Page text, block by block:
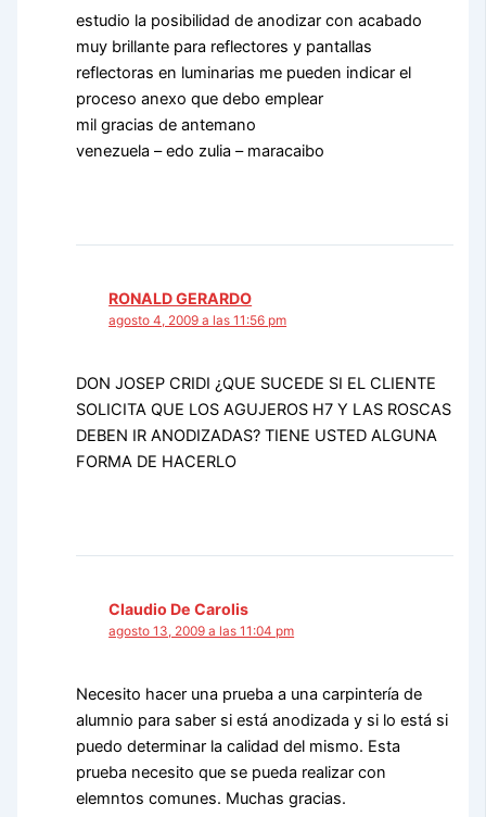
estudio la posibilidad de anodizar con acabado
muy brillante para reflectores y pantallas
reflectoras en luminarias me pueden indicar el
proceso anexo que debo emplear
mil gracias de antemano
venezuela – edo zulia – maracaibo
RONALD GERARDO
agosto 4, 2009 a las 11:56 pm
DON JOSEP CRIDI ¿QUE SUCEDE SI EL CLIENTE
SOLICITA QUE LOS AGUJEROS H7 Y LAS ROSCAS
DEBEN IR ANODIZADAS? TIENE USTED ALGUNA
FORMA DE HACERLO
Claudio De Carolis
agosto 13, 2009 a las 11:04 pm
Necesito hacer una prueba a una carpintería de
alumnio para saber si está anodizada y si lo está si
puedo determinar la calidad del mismo. Esta
prueba necesito que se pueda realizar con
elemntos comunes. Muchas gracias.